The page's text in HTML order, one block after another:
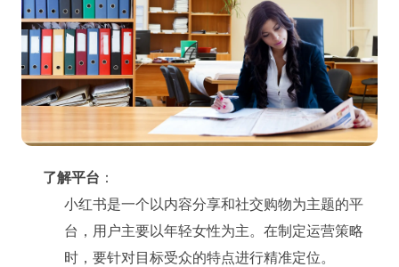
了解平台 ：
小红书是一个以内容分享和社交购物为主题的平
台，用户主要以年轻女性为主。在制定运营策略
时，要针对目标受众的特点进行精准定位。